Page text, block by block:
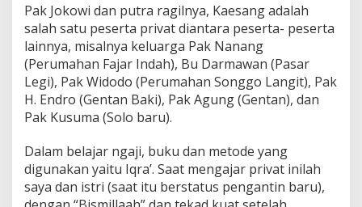
Pak Jokowi dan putra ragilnya, Kaesang adalah
salah satu peserta privat diantara peserta- peserta
lainnya, misalnya keluarga Pak Nanang
(Perumahan Fajar Indah), Bu Darmawan (Pasar
Legi), Pak Widodo (Perumahan Songgo Langit), Pak
H. Endro (Gentan Baki), Pak Agung (Gentan), dan
Pak Kusuma (Solo baru).
Dalam belajar ngaji, buku dan metode yang
digunakan yaitu Iqra’. Saat mengajar privat inilah
saya dan istri (saat itu berstatus pengantin baru),